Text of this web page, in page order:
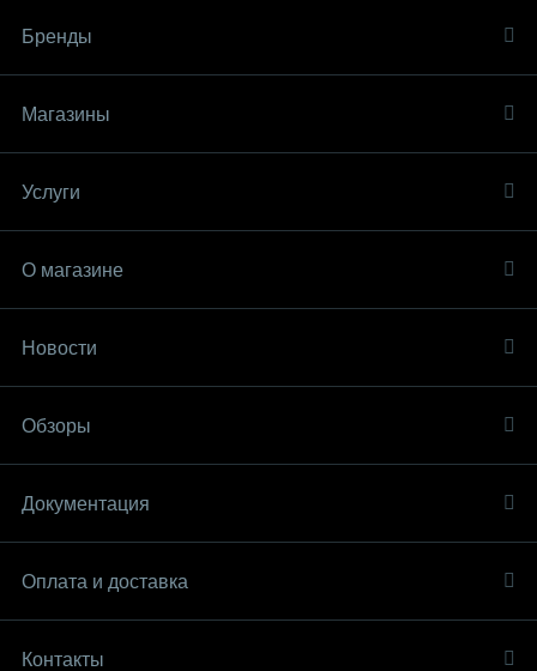
Бренды
Магазины
Услуги
О магазине
Новости
Обзоры
Документация
Оплата и доставка
Контакты